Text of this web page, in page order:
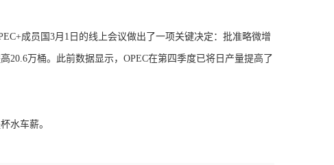
成员国3月1日的线上会议做出了一项关键决定：批准略微增
万桶。此前数据显示，OPEC在第四季度已将日产量提高了
水车薪。